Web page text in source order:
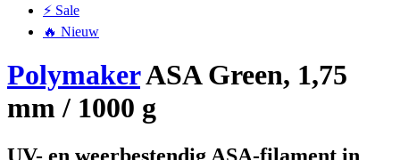
⚡ Sale
🔥 Nieuw
PolymakerASA Green, 1,75
mm / 1000 g